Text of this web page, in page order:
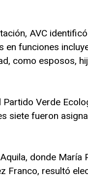
AVC
en funciones
como esposos,
Verde
siete fueron
donde María
Franco, resultó